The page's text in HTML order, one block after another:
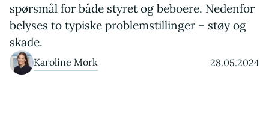
spørsmål for både styret og beboere. Nedenfor
belyses to typiske problemstillinger – støy og
skade.
Karoline Mork 28.05.2024